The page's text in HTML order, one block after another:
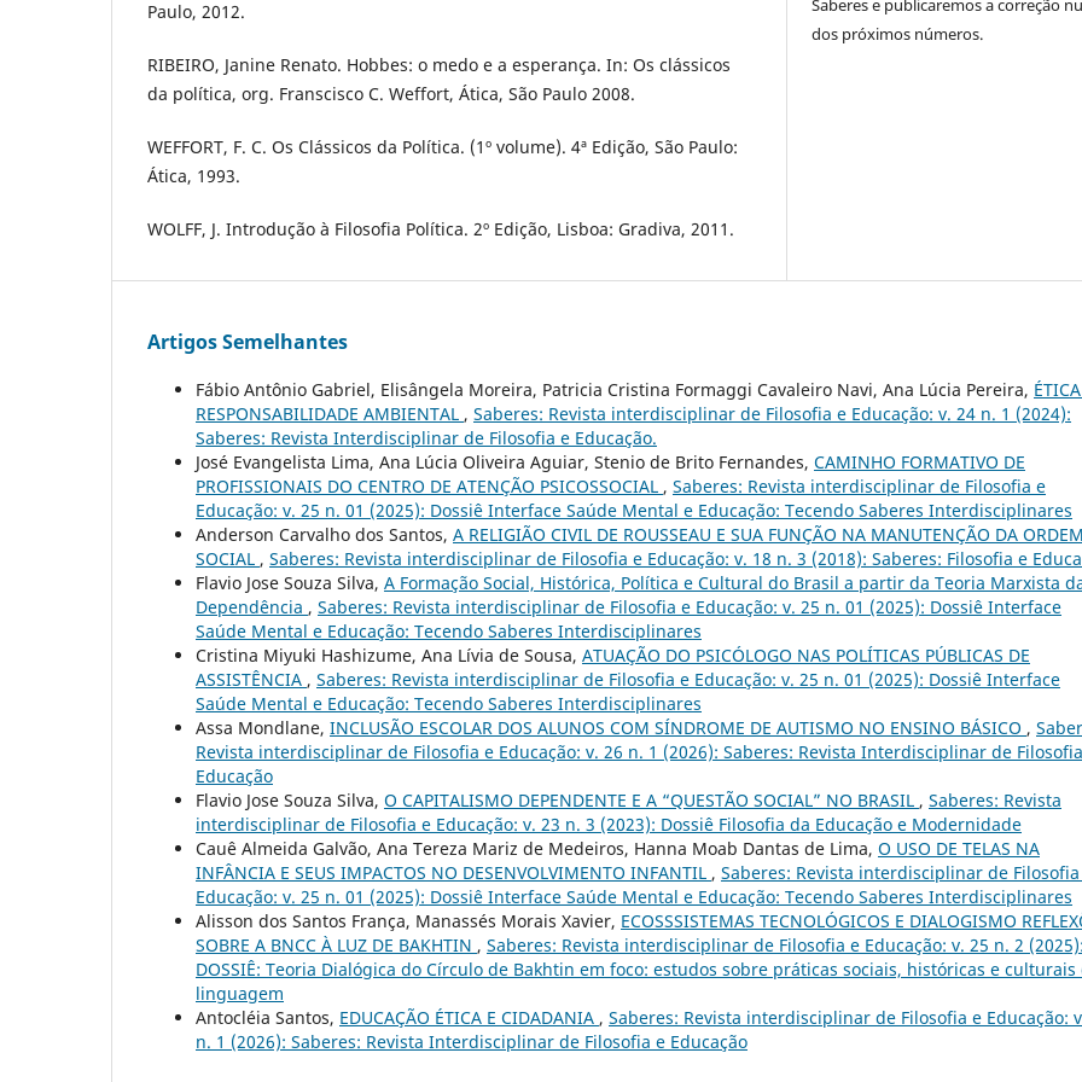
Paulo, 2012.
RIBEIRO, Janine Renato. Hobbes: o medo e a esperança. In: Os clássicos
da política, org. Franscisco C. Weffort, Ática, São Paulo 2008.
WEFFORT, F. C. Os Clássicos da Política. (1º volume). 4ª Edição, São Paulo:
Ática, 1993.
WOLFF, J. Introdução à Filosofia Política. 2º Edição, Lisboa: Gradiva, 2011.
Saberes e publicaremos a correção
dos próximos números.
Artigos Semelhantes
Fábio Antônio Gabriel, Elisângela Moreira, Patricia Cristina Formaggi Cavaleiro Navi, Ana Lúcia Pereira,
RESPONSABILIDADE AMBIENTAL , Saberes: Revista interdisciplinar de Filosofia e Educação: v. 24 n. 1 (2024):
Saberes: Revista Interdisciplinar de Filosofia e Educação.
José Evangelista Lima, Ana Lúcia Oliveira Aguiar, Stenio de Brito Fernandes, CAMINHO FORMATIVO DE
PROFISSIONAIS DO CENTRO DE ATENÇÃO PSICOSSOCIAL , Saberes: Revista interdisciplinar de Filosofia e
Educação: v. 25 n. 01 (2025): Dossiê Interface Saúde Mental e Educação: Tecendo Saberes Interdisciplinares
Anderson Carvalho dos Santos, A RELIGIÃO CIVIL DE ROUSSEAU E SUA FUNÇÃO NA MANUTENÇÃO DA ORDEM
SOCIAL , Saberes: Revista interdisciplinar de Filosofia e Educação: v. 18 n. 3 (2018): Saberes: Filosofia e
Flavio Jose Souza Silva, A Formação Social, Histórica, Política e Cultural do Brasil a partir da Teoria Marxista
Dependência , Saberes: Revista interdisciplinar de Filosofia e Educação: v. 25 n. 01 (2025): Dossiê Interface
Saúde Mental e Educação: Tecendo Saberes Interdisciplinares
Cristina Miyuki Hashizume, Ana Lívia de Sousa, ATUAÇÃO DO PSICÓLOGO NAS POLÍTICAS PÚBLICAS DE
ASSISTÊNCIA , Saberes: Revista interdisciplinar de Filosofia e Educação: v. 25 n. 01 (2025): Dossiê Interface
Saúde Mental e Educação: Tecendo Saberes Interdisciplinares
Assa Mondlane, INCLUSÃO ESCOLAR DOS ALUNOS COM SÍNDROME DE AUTISMO NO ENSINO BÁSICO ,
Revista interdisciplinar de Filosofia e Educação: v. 26 n. 1 (2026): Saberes: Revista Interdisciplinar de
Educação
Flavio Jose Souza Silva, O CAPITALISMO DEPENDENTE E A “QUESTÃO SOCIAL” NO BRASIL , Saberes: Revista
interdisciplinar de Filosofia e Educação: v. 23 n. 3 (2023): Dossiê Filosofia da Educação e Modernidade
Cauê Almeida Galvão, Ana Tereza Mariz de Medeiros, Hanna Moab Dantas de Lima, O USO DE TELAS NA
INFÂNCIA E SEUS IMPACTOS NO DESENVOLVIMENTO INFANTIL , Saberes: Revista interdisciplinar de
Educação: v. 25 n. 01 (2025): Dossiê Interface Saúde Mental e Educação: Tecendo Saberes Interdisciplinares
Alisson dos Santos França, Manassés Morais Xavier, ECOSSSISTEMAS TECNOLÓGICOS E DIALOGISMO
SOBRE A BNCC À LUZ DE BAKHTIN , Saberes: Revista interdisciplinar de Filosofia e Educação: v. 25 n. 2 (2025):
DOSSIÊ: Teoria Dialógica do Círculo de Bakhtin em foco: estudos sobre práticas sociais, históricas e culturais
linguagem
Antocléia Santos, EDUCAÇÃO ÉTICA E CIDADANIA , Saberes: Revista interdisciplinar de Filosofia e Educação:
n. 1 (2026): Saberes: Revista Interdisciplinar de Filosofia e Educação